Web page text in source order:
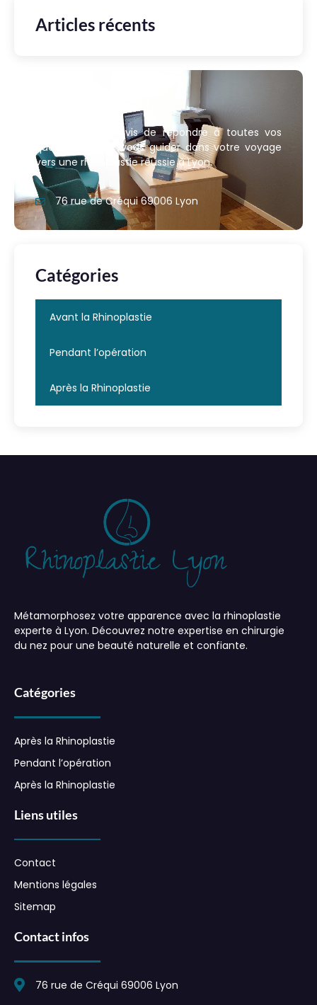
Articles récents
Nous sommes ravis de répondre à toutes vos
questions et de vous guider dans votre voyage
vers une rhinoplastie réussie à Lyon.
76 rue de Créqui 69006 Lyon
Catégories
Avant la Rhinoplastie
Pendant l’opération
Après la Rhinoplastie
Métamorphosez votre apparence avec la rhinoplastie
experte à Lyon. Découvrez notre expertise en chirurgie
du nez pour une beauté naturelle et confiante.
Catégories
Après la Rhinoplastie
Pendant l’opération
Après la Rhinoplastie
Liens utiles
Contact
Mentions légales
Sitemap
Contact infos
76 rue de Créqui 69006 Lyon